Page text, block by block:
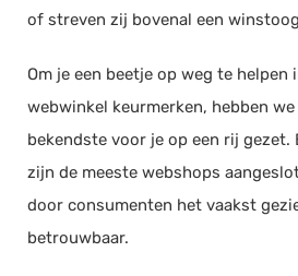
of streven zij bovenal een
Om je een beetje op weg te helpen
webwinkel keurmerken, hebben
bekendste voor je op een rij gezet.
zijn de meeste webshops
door consumenten het vaakst
betrouwbaar.